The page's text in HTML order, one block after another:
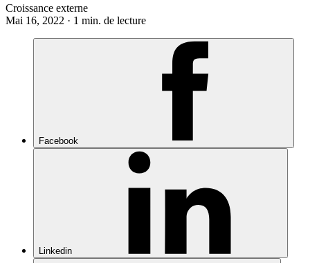
Croissance externe
Mai 16, 2022 · 1 min. de lecture
Facebook
Linkedin